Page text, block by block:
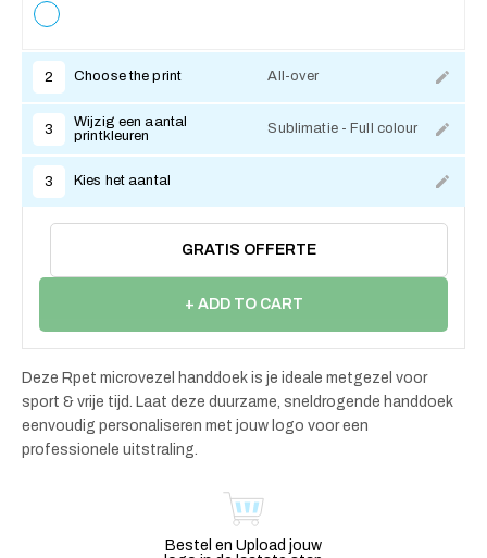
2 Choose the print All-over
3
Wijzig een aantal
printkleuren
Sublimatie - Full colour
3 Kies het aantal
GRATIS OFFERTE
+ ADD TO CART
Deze Rpet microvezel handdoek is je ideale metgezel voor
sport & vrije tijd. Laat deze duurzame, sneldrogende handdoek
eenvoudig personaliseren met jouw logo voor een
professionele uitstraling.
Bestel en Upload jouw